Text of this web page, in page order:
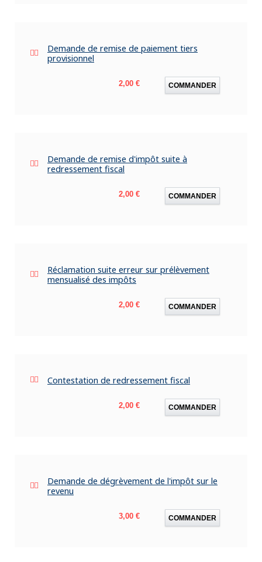
Demande de remise de paiement tiers
provisionnel
Prix
2,00 € COMMANDER
Demande de remise d'impôt suite à
redressement fiscal
Prix
2,00 € COMMANDER
Réclamation suite erreur sur prélèvement
mensualisé des impôts
Prix
2,00 € COMMANDER
Contestation de redressement fiscal
Prix
2,00 € COMMANDER
Demande de dégrèvement de l'impôt sur le
revenu
Prix
3,00 € COMMANDER